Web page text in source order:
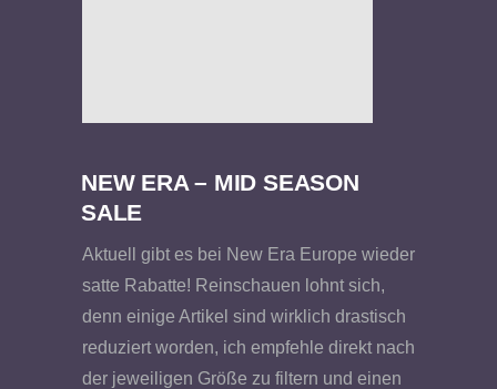
NEW ERA – MID SEASON
SALE
Aktuell gibt es bei New Era Europe wieder
satte Rabatte! Reinschauen lohnt sich,
denn einige Artikel sind wirklich drastisch
reduziert worden, ich empfehle direkt nach
der jeweiligen Größe zu filtern und einen